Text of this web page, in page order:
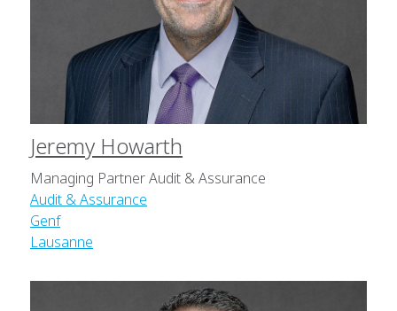
Jeremy Howarth
Managing Partner Audit & Assurance
Audit & Assurance
Genf
Lausanne